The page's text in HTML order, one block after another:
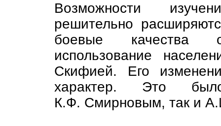
Возможности
решительно
боевые качества
использование
Скифией. Его
характер. Это
К.Ф. Смирновым, так и